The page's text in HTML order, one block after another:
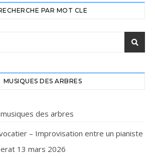
PAR MOT CLE
MUSIQUES DES ARBRES
des arbres
– Improvisation entre un pianiste
13 mars 2026